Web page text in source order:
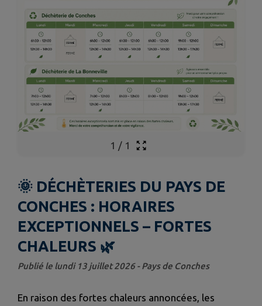
1 / 1
🌞 DÉCHÈTERIES DU PAYS DE
CONCHES : HORAIRES
EXCEPTIONNELS – FORTES
CHALEURS 🌿
Publié le lundi 13 juillet 2026 - Pays de Conches
En raison des fortes chaleurs annoncées, les